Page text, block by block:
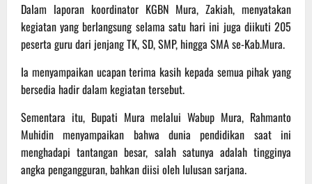
Dalam laporan koordinator KGBN Mura, Zakiah, menyatakan
kegiatan yang berlangsung selama satu hari ini juga diikuti 205
peserta guru dari jenjang TK, SD, SMP, hingga SMA se-Kab.Mura.
Ia menyampaikan ucapan terima kasih kepada semua pihak yang
bersedia hadir dalam kegiatan tersebut.
Sementara itu, Bupati Mura melalui Wabup Mura, Rahmanto
Muhidin menyampaikan bahwa dunia pendidikan saat ini
menghadapi tantangan besar, salah satunya adalah tingginya
angka pengangguran, bahkan diisi oleh lulusan sarjana.